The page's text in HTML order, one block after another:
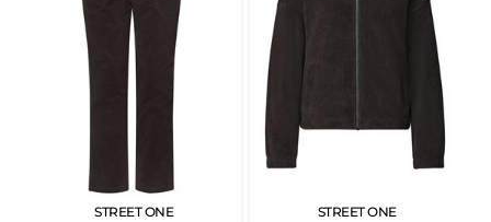
STREET ONE
STREET ONE